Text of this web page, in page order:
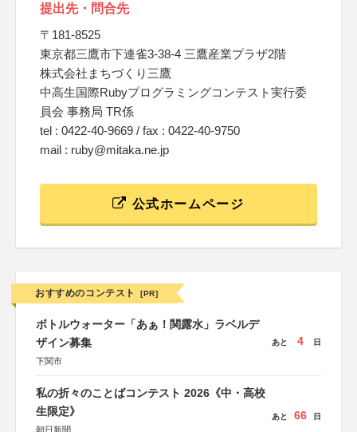
提出先・問合先
〒181-8525
東京都三鷹市下連雀3-38-4 三鷹産業プラザ2階
株式会社まちづくり三鷹
中高生国際Rubyプログラミングコンテスト実行委
員会 事務局 TR係
tel : 0422-40-9669 / fax : 0422-40-9750
mail : ruby@mitaka.ne.jp
公式ホームページ
おすすめのコンテスト [PR]
ボトルウォーター「あぁ！関露水」ラベルデ
ザイン募集
下関市
あと 4 日
私の折々のことばコンテスト 2026《中・高校
生限定》
朝日新聞
あと 66 日